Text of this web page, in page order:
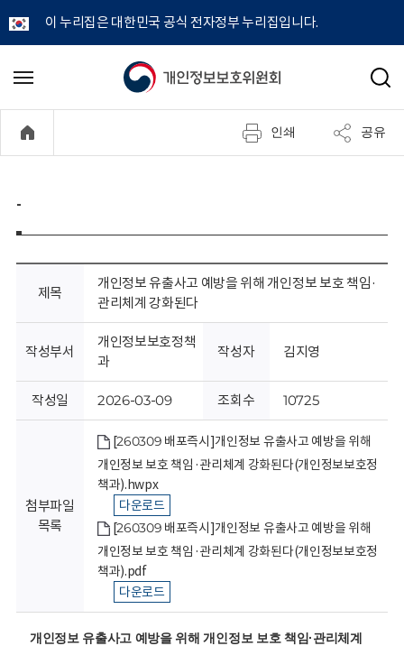
이 누리집은 대한민국 공식 전자정부 누리집입니다.
개
정
보
호
위
회
메
기
검
인쇄 공유
-
제목
개인정보 유출사고 예방을 위해 개인정보 보호 책임·
관리체계 강화된다
작성부서
개인정보보호정책
과
작성자 김지영
작성일 2026-03-09 조회수 10725
첨부파일
목록
[260309 배포즉시]개인정보 유출사고 예방을 위해
개인정보 보호 책임·관리체계 강화된다(개인정보보호정
책과).hwpx
다운로드
[260309 배포즉시]개인정보 유출사고 예방을 위해
개인정보 보호 책임·관리체계 강화된다(개인정보보호정
책과).pdf
다운로드
개인정보 유출사고 예방을 위해개인정보 보호 책임·관리체계